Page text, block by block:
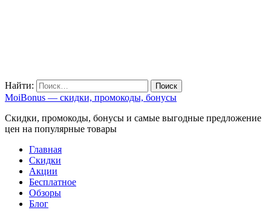
Найти:
MoiBonus — скидки, промокоды, бонусы
Скидки, промокоды, бонусы и самые выгодные предложение
цен на популярные товары
Главная
Скидки
Акции
Бесплатное
Обзоры
Блог